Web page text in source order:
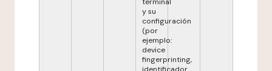
y su
configuración
(por
ejemplo:
device
fingerprinting,